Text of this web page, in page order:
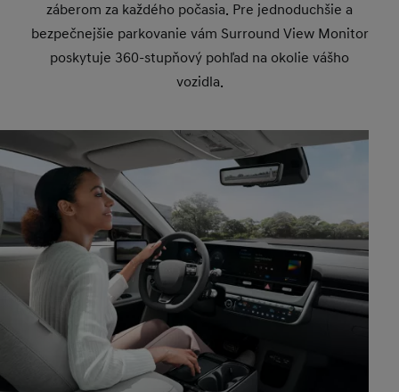
záberom za každého počasia. Pre jednoduchšie a
bezpečnejšie parkovanie vám Surround View Monitor
poskytuje 360-stupňový pohľad na okolie vášho
vozidla.